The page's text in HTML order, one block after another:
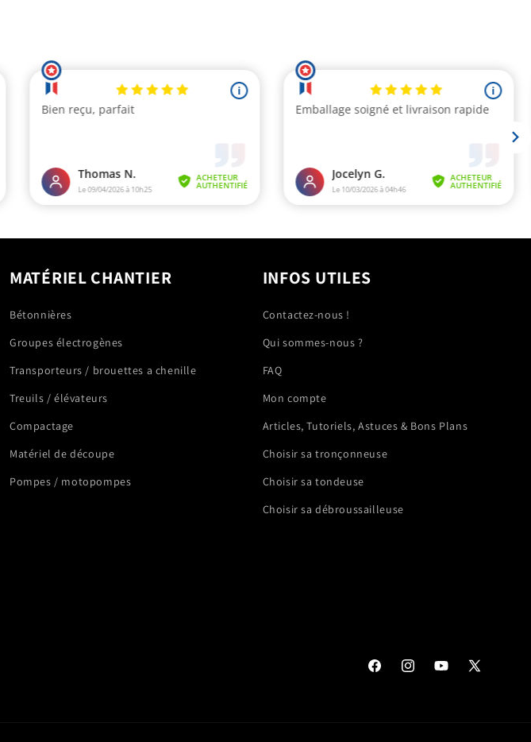
MATÉRIEL CHANTIER
Bétonnières
Groupes électrogènes
Transporteurs / brouettes a chenille
Treuils / élévateurs
Compactage
Matériel de découpe
Pompes / motopompes
INFOS UTILES
Contactez-nous !
Qui sommes-nous ?
FAQ
Mon compte
Articles, Tutoriels, Astuces & Bons Plans
Choisir sa tronçonneuse
Choisir sa tondeuse
Choisir sa débroussailleuse
FacebookInstagramYouTube
X